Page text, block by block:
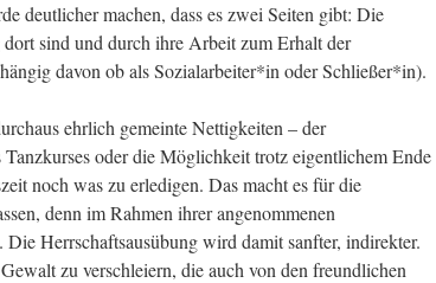
deutlicher machen, dass es zwei Seiten gibt: Die
sind und durch ihre Arbeit zum Erhalt der
davon ob als Sozialarbeiter*in oder Schließer*in).
ehrlich gemeinte Nettigkeiten – der
oder die Möglichkeit trotz eigentlichem Ende
noch was zu erledigen. Das macht es für die
denn im Rahmen ihrer angenommenen
Herrschaftsausübung wird damit sanfter, indirekter.
zu verschleiern, die auch von den freundlichen